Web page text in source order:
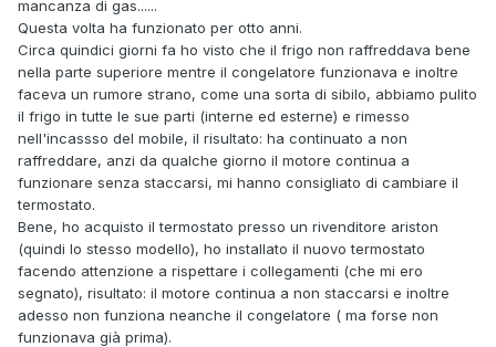
mancanza di gas......
Questa volta ha funzionato per otto anni.
Circa quindici giorni fa ho visto che il frigo non raffreddava bene
nella parte superiore mentre il congelatore funzionava e inoltre
faceva un rumore strano, come una sorta di sibilo, abbiamo pulito
il frigo in tutte le sue parti (interne ed esterne) e rimesso
nell'incassso del mobile, il risultato: ha continuato a non
raffreddare, anzi da qualche giorno il motore continua a
funzionare senza staccarsi, mi hanno consigliato di cambiare il
termostato.
Bene, ho acquisto il termostato presso un rivenditore ariston
(quindi lo stesso modello), ho installato il nuovo termostato
facendo attenzione a rispettare i collegamenti (che mi ero
segnato), risultato: il motore continua a non staccarsi e inoltre
adesso non funziona neanche il congelatore ( ma forse non
funzionava già prima).